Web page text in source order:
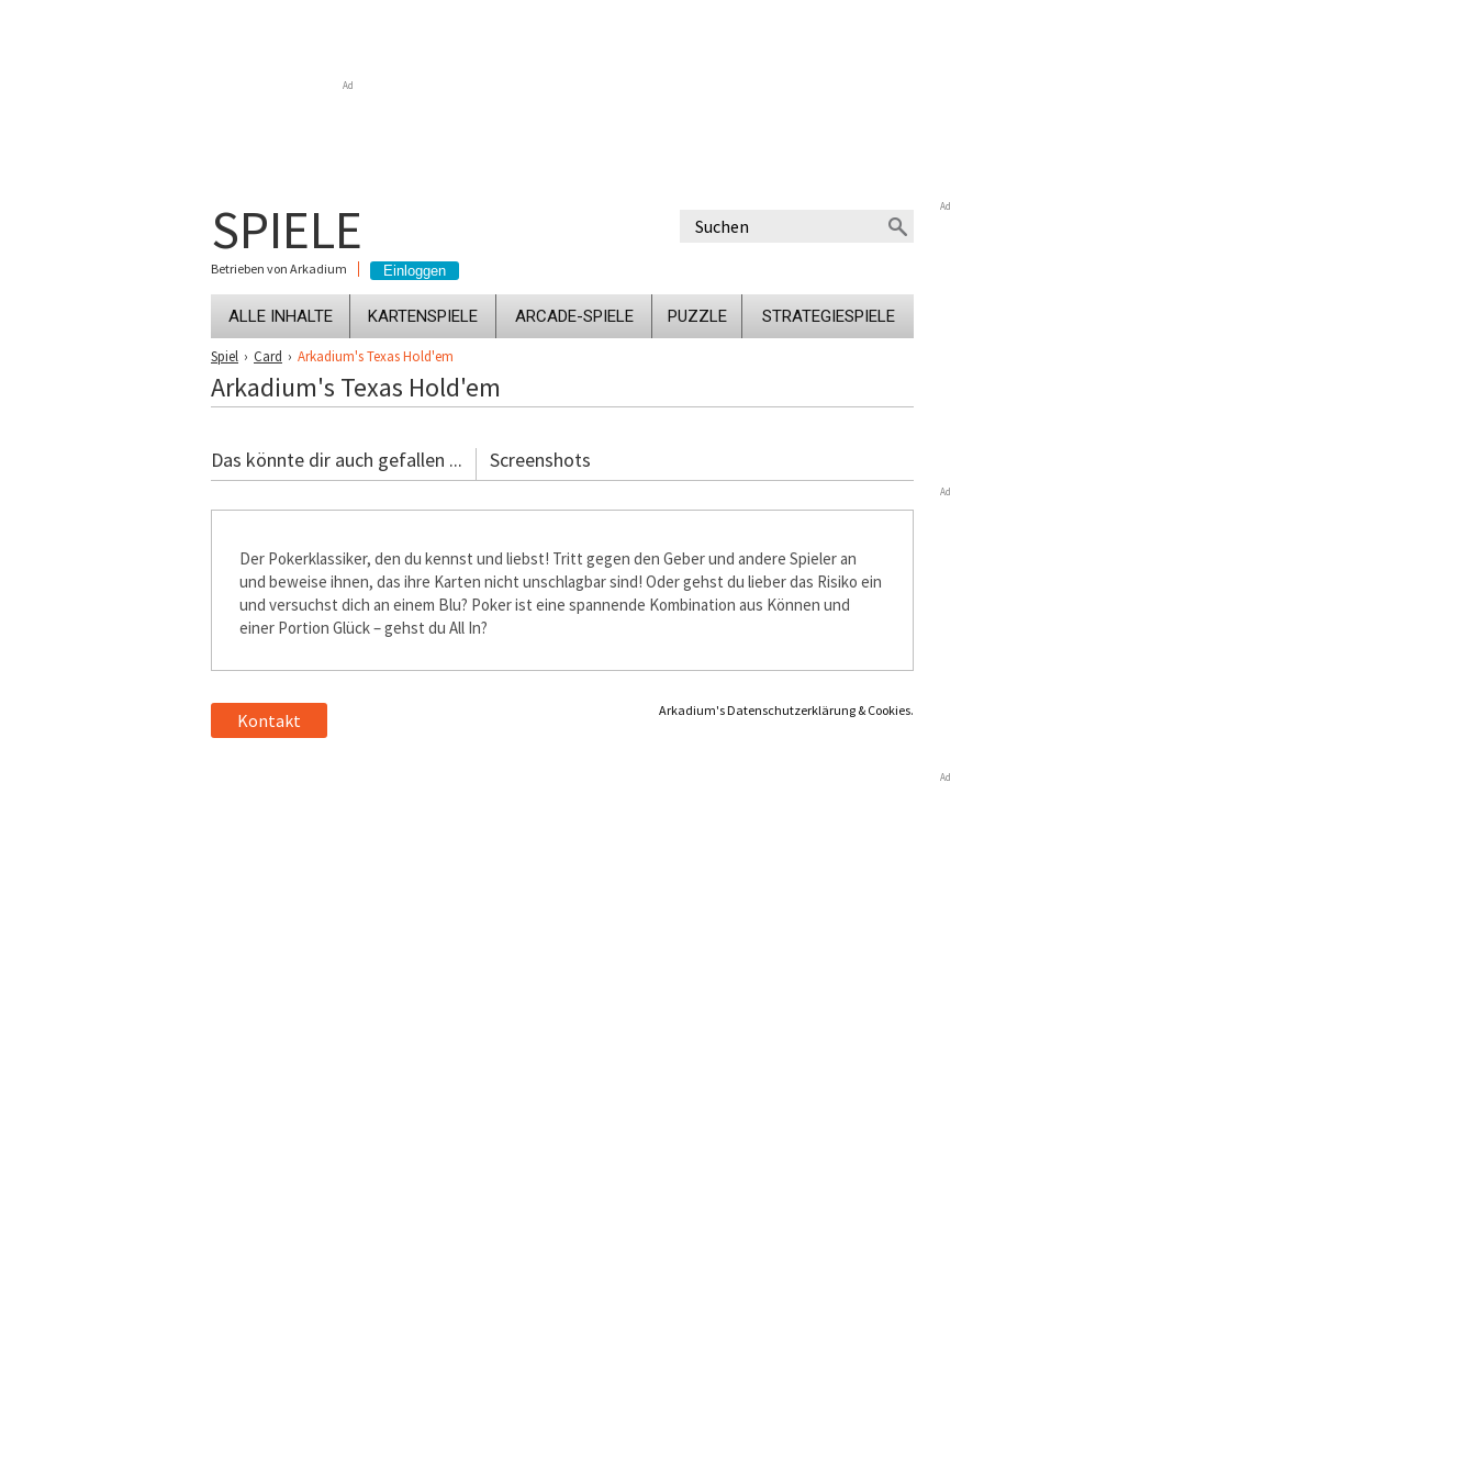
Ad
Ad
Ad
Ad
SPIELE
Betrieben von Arkadium
ALLE INHALTE KARTENSPIELE ARCADE-SPIELE PUZZLE STRATEGIESPIELE
Spiel › Card › Arkadium's Texas Hold'em
Arkadium's Texas Hold'em
Das könnte dir auch gefallen ... Screenshots
Der Pokerklassiker, den du kennst und liebst! Tritt gegen den Geber und andere Spieler an
und beweise ihnen, das ihre Karten nicht unschlagbar sind! Oder gehst du lieber das Risiko ein
und versuchst dich an einem Bluff? Poker ist eine spannende Kombination aus Können und
einer Portion Glück – gehst du All In?
Arkadium's Datenschutzerklärung & Cookies.
Kontakt